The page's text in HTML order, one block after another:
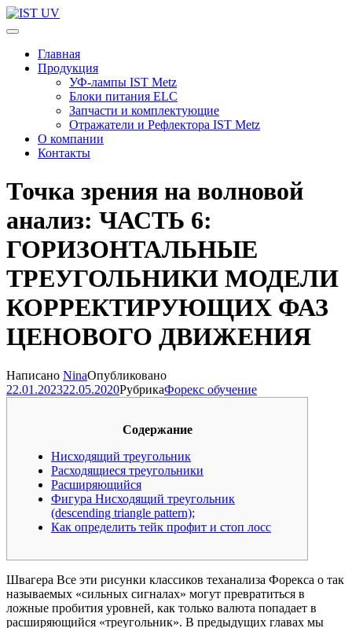
Перейти
к
(нажмите
Enter)
Главная
Продукция
УФ-лампы IST Metz
Блоки питания ELC
Запчасти и комплектующие
Отражатели и Рефлектора IST Metz
О компании
Контакты
Точка зрения на волновой
анализ: ЧАСТЬ 6:
ГОРИЗОНТАЛЬНЫЕ
ТРЕУГОЛЬНИКИ МОДЕЛИ
КОРРЕКТИРУЮЩИХ ФАЗ
ЦЕНОВОГО ДВИЖЕНИЯ
Написано NinaОпубликовано
22.01.202322.05.2020РубрикаФорекс обучение
Содержание
Нисходящий треугольник
Расходящиеся треугольники
Расширяющийся
Фигура Нисходящий треугольник
(descending triangle pattern);
Как определить тейк профит и стоп лосс
Швагера Все эти рисунки классиков теханализа Форекса о так
называемых «сильных сигналах» могут превратиться в
ложные пробития уровней, как только валюта попадает в
расширяющийся «треугольник». В предыдущих главах мы